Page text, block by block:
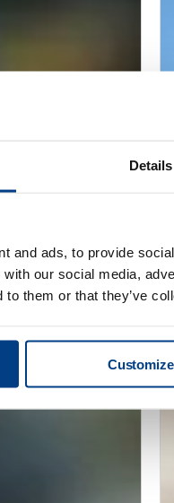
Details
and ads, to provide
our social media,
to them or that they’ve
Customize
エンジン部